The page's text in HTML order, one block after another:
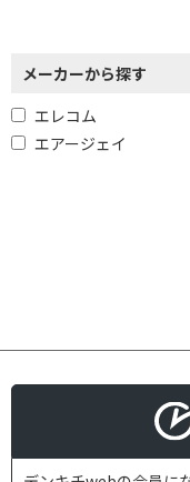
メーカーから探す
エレコム
エアージェイ